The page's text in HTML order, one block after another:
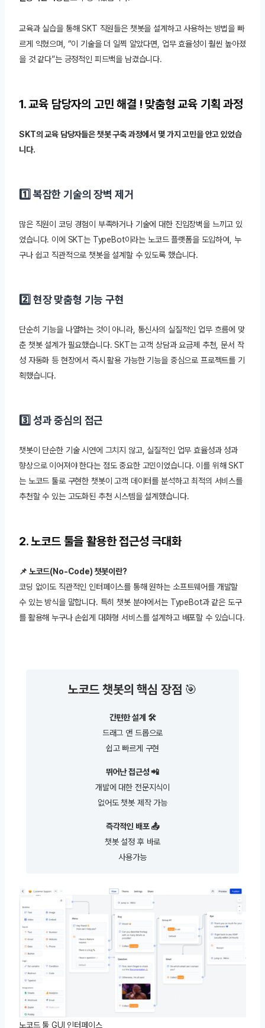
교육과 실습을 통해 SKT 직원들은 챗봇을 설계하고 사용하는 방법을 빠
르게 익혔으며, “이 기술을 더 일찍 알았다면, 업무 효율성이 훨씬 높아졌
을 것 같다”는 긍정적인 피드백을 남겼습니다.
1. 교육 담당자의 고민 해결 ! 맞춤형 교육 기획 과정
SKT의 교육 담당자들은 챗봇 구축 과정에서 몇 가지 고민을 안고 있었습
니다.
1️⃣ 복잡한 기술의 장벽 제거
많은 직원이 코딩 경험이 부족하거나 기술에 대한 진입장벽을 느끼고 있
었습니다. 이에 SKT는 TypeBot이라는 노코드 플랫폼을 도입하여, 누
구나 쉽고 직관적으로 챗봇을 설계할 수 있도록 했습니다.
2️⃣ 현장 맞춤형 기능 구현
단순히 기능을 나열하는 것이 아니라, 통신사의 실질적인 업무 흐름에 맞
춘 챗봇 설계가 필요했습니다. SKT는 고객 상담과 요금제 추천, 문서 작
성 자동화 등 현장에서 즉시 활용 가능한 기능을 중심으로 프로젝트를 기
획했습니다.
3️⃣ 성과 중심의 접근
챗봇이 단순한 기술 시연에 그치지 않고, 실질적인 업무 효율성과 성과
향상으로 이어져야 한다는 점도 중요한 고민이었습니다. 이를 위해 SKT
는 노코드 툴로 구현한 챗봇이 고객 데이터를 분석하고 최적의 서비스를
추천할 수 있는 고도화된 추천 시스템을 설계했습니다.
2. 노코드 툴을 활용한 접근성 극대화
📌 노코드(No-Code) 챗봇이란?
코딩 없이도 직관적인 인터페이스를 통해 원하는 소프트웨어를 개발할
수 있는 방식을 말합니다. 특히 챗봇 분야에서는 TypeBot과 같은 도구
를 활용해 누구나 손쉽게 대화형 서비스를 설계하고 배포할 수 있습니다.
노코드 챗봇의 핵심 장점 🎯
간편한 설계 🛠️
드래그 앤 드롭으로
쉽고 빠르게 구현
뛰어난 접근성 📲
개발에 대한 전문지식이
없어도 챗봇 제작 가능
즉각적인 배포 📤
챗봇 설정 후 바로
사용가능
노코드 툴 GUI 인터페이스